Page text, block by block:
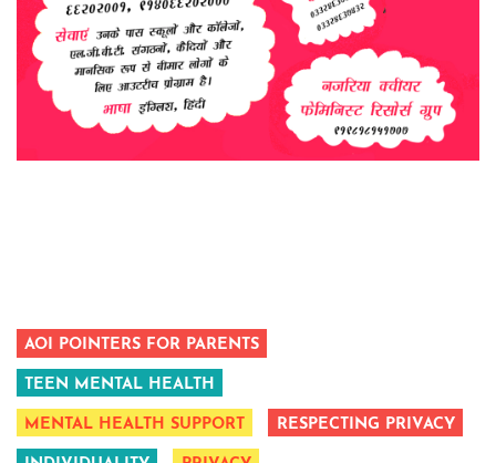
AOI POINTERS FOR PARENTS
TEEN MENTAL HEALTH
MENTAL HEALTH SUPPORT RESPECTING PRIVACY